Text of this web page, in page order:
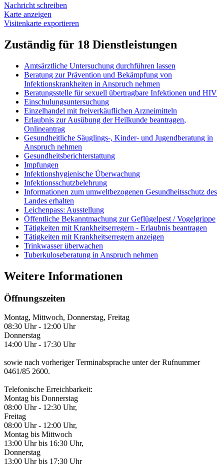
Nachricht schreiben
Karte anzeigen
Visitenkarte exportieren
Zuständig für 18 Dienstleistungen
Amtsärztliche Untersuchung durchführen lassen
Beratung zur Prävention und Bekämpfung von
Infektionskrankheiten in Anspruch nehmen
Beratungsstelle für sexuell übertragbare Infektionen und HIV
Einschulungsuntersuchung
Einzelhandel mit freiverkäuflichen Arzneimitteln
Erlaubnis zur Ausübung der Heilkunde beantragen,
Onlineantrag
Gesundheitliche Säuglings-, Kinder- und Jugendberatung in
Anspruch nehmen
Gesundheitsberichterstattung
Impfungen
Infektionshygienische Überwachung
Infektionsschutzbelehrung
Informationen zum umweltbezogenen Gesundheitsschutz des
Landes erhalten
Leichenpass: Ausstellung
Öffentliche Bekanntmachung zur Geflügelpest / Vogelgrippe
Tätigkeiten mit Krankheitserregern - Erlaubnis beantragen
Tätigkeiten mit Krankheitserregern anzeigen
Trinkwasser überwachen
Tuberkuloseberatung in Anspruch nehmen
Weitere Informationen
Öffnungszeiten
Montag, Mittwoch, Donnerstag, Freitag
08:30 Uhr - 12:00 Uhr
Donnerstag
14:00 Uhr - 17:30 Uhr
sowie nach vorheriger Terminabsprache unter der Rufnummer
0461/85 2600.
Telefonische Erreichbarkeit:
Montag bis Donnerstag
08:00 Uhr - 12:30 Uhr,
Freitag
08:00 Uhr - 12:00 Uhr,
Montag bis Mittwoch
13:00 Uhr bis 16:30 Uhr,
Donnerstag
13:00 Uhr bis 17:30 Uhr